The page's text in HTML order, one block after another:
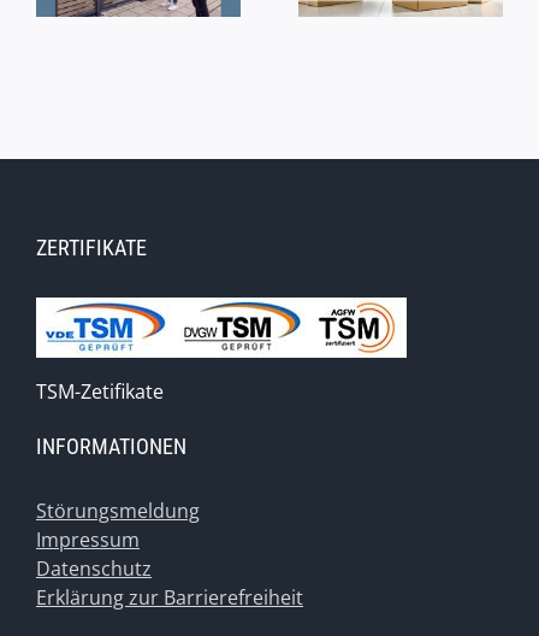
ZERTIFIKATE
TSM-Zetifikate
INFORMATIONEN
Störungsmeldung
Impressum
Datenschutz
Erklärung zur Barrierefreiheit